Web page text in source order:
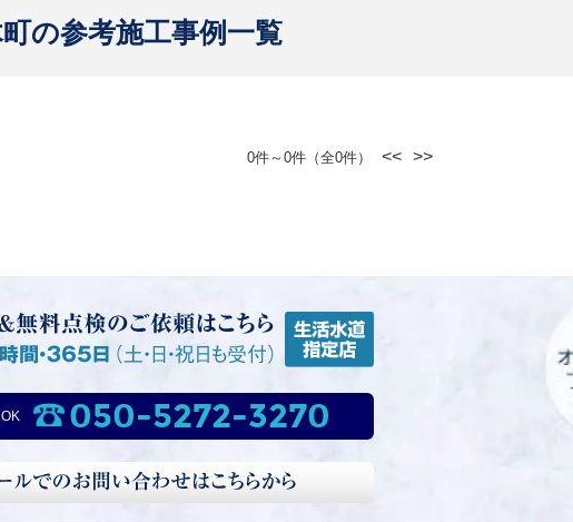
の参考施工事例一覧
0件～0件（全0件） << >>
050-5272-3270